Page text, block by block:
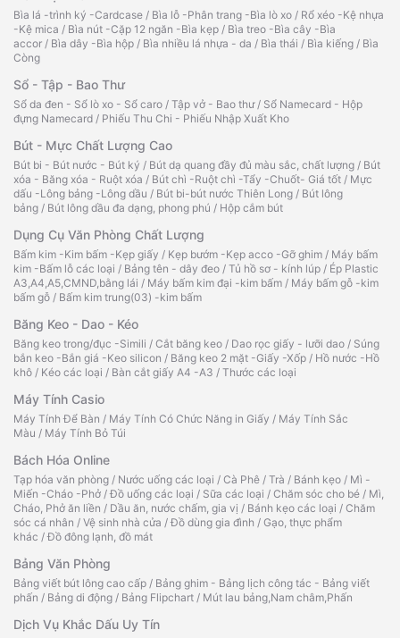
Bìa lá -trình ký -Cardcase / Bìa lỗ -Phân trang -Bìa lò xo / Rổ xéo -Kệ nhựa
-Kệ mica / Bìa nút -Cặp 12 ngăn -Bìa kẹp / Bìa treo -Bìa cây -Bìa
accor / Bìa dây -Bìa hộp / Bìa nhiều lá nhựa - da / Bìa thái / Bìa kiếng / Bìa
Còng
Sổ - Tập - Bao Thư
Sổ da đen - Sổ lò xo - Sổ caro / Tập vở - Bao thư/ Sổ Namecard - Hộp
đựng Namecard / Phiếu Thu Chi - Phiếu Nhập Xuất Kho
Bút - Mực Chất Lượng Cao
Bút bi - Bút nước - Bút ký / Bút dạ quang đầy đủ màu sắc, chất lượng / Bút
xóa - Băng xóa - Ruột xóa / Bút chì -Ruột chì -Tẩy -Chuốt- Giá tốt / Mực
dấu -Lông bảng -Lông dầu / Bút bi-bút nước Thiên Long / Bút lông
bảng / Bút lông dầu đa dạng, phong phú / Hộp cắm bút
Dụng Cụ Văn Phòng Chất Lượng
Bấm kim -Kim bấm -Kẹp giấy / Kẹp bướm -Kẹp acco -Gỡ ghim / Máy bấm
kim -Bấm lỗ các loại / Bảng tên - dây đeo / Tủ hồ sơ - kính lúp / Ép Plastic
A3,A4,A5,CMND,bằng lái / Máy bấm kim đại -kim bấm / Máy bấm gỗ -kim
bấm gỗ / Bấm kim trung(03) -kim bấm
Băng Keo - Dao - Kéo
Băng keo trong/đục -Simili / Cắt băng keo / Dao rọc giấy - lưỡi dao / Súng
bắn keo -Bắn giá -Keo silicon / Băng keo 2 mặt -Giấy -Xốp / Hồ nước -Hồ
khô / Kéo các loại / Bàn cắt giấy A4 -A3 / Thước các loại
Máy Tính Casio
Máy Tính Để Bàn / Máy Tính Có Chức Năng in Giấy / Máy Tính Sắc
Màu / Máy Tính Bỏ Túi
Bách Hóa Online
Tạp hóa văn phòng / Nước uống các loại / Cà Phê / Trà / Bánh kẹo / Mì -
Miến -Cháo -Phở /Đồ uống các loại / Sữa các loại / Chăm sóc cho bé / Mì,
Cháo, Phở ăn liền / Dầu ăn, nước chấm, gia vị / Bánh kẹo các loại / Chăm
sóc cá nhân / Vệ sinh nhà cửa /Đồ dùng gia đình / Gạo, thực phẩm
khác /Đồ đông lạnh, đồ mát
Bảng Văn Phòng
Bảng viết bút lông cao cấp / Bảng ghim - Bảng lịch công tác - Bảng viết
phấn / Bảng di động / Bảng Flipchart / Mút lau bảng,Nam châm,Phấn
Dịch Vụ Khắc Dấu Uy Tín